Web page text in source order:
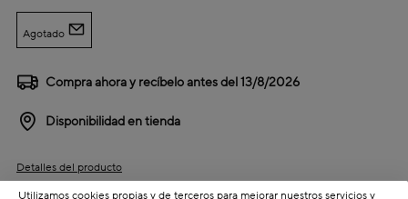
Agotado
Compra ahora y recíbelo antes del13/8/2026
Disponibilidad en tienda
Detalles del producto
Colección: Aliss
Utilizamos cookies propias y de terceros para mejorar nuestros servicios y